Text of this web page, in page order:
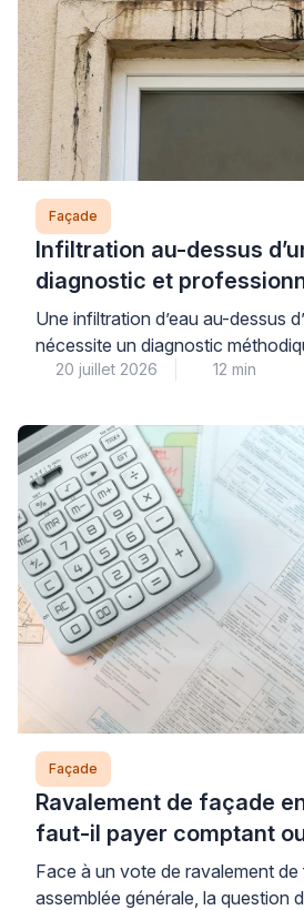
Façade
Infiltration au-dessus
diagnostic et
contacter
Une infiltration d’eau au-dessus
nécessite un diagnostic
précisément son origine et
selon la cause détectée. Face
d’humidité, la rapidité
l’aggravation des dégâts
tranquillité à long terme. Ce guide
dans […]
20 juillet 2026 12 min
Façade
Ravalement de façade
faut-il payer comptant
travaux ?
Face à un vote de ravalement
assemblée générale, la question